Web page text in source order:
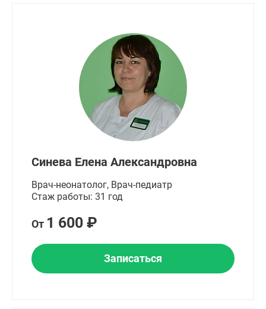
Синева Елена Александровна
Врач-неонатолог, Врач-педиатр
Стаж работы: 31 год
От 1 600 ₽
Записаться